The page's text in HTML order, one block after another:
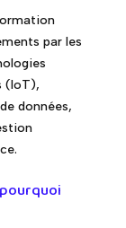
par les
(IoT),
données,